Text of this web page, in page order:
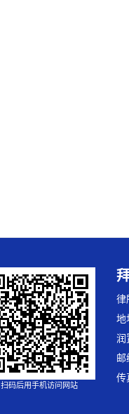
扫码后用手机访问网站
律
地
润